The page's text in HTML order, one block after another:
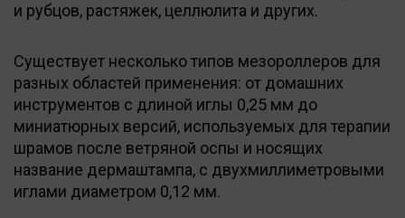
и рубцов, растяжек, целлюлита и других.
Существует несколько типов мезороллеров для
разных областей применения: от домашних
инструментов с длиной иглы 0,25 мм до
миниатюрных версий, используемых для терапии
шрамов после ветряной оспы и носящих
название дермаштампа, с двухмиллиметровыми
иглами диаметром 0,12 мм.